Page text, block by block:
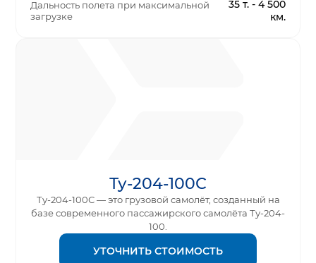
Дальность полета при максимальной
загрузке
35 т. - 4 500
км.
Ту-204-100С
Ту-204-100С — это грузовой самолёт, созданный на
базе современного пассажирского самолёта Ту-204-
100.
УТОЧНИТЬ СТОИМОСТЬ